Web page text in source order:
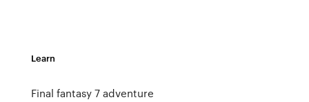
Learn
Final fantasy 7 adventure